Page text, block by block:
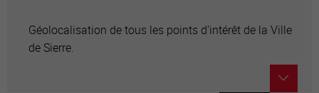
Géolocalisation de tous les points d'intérêt de la Ville
de Sierre.